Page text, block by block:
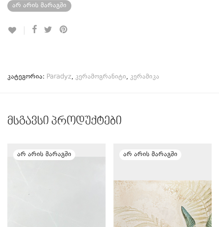
არ არის მარაგში
კატეგორია: Paradyz, კერამოგრანიტი, კერამიკა
მსგავსი პროდუქტები